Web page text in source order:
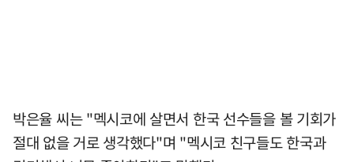
박은율 씨는 "멕시코에 살면서 한국 선수들을 볼 기회가
절대 없을 거로 생각했다"며 "멕시코 친구들도 한국과